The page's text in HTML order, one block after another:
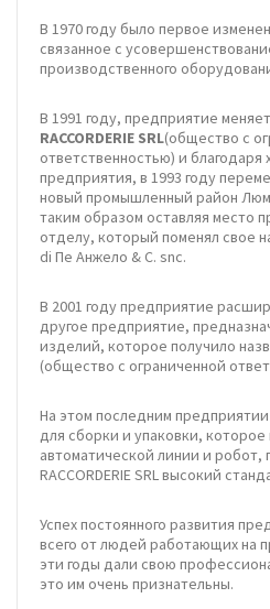
В 1970 году было первое
связанное с
производственного
В 1991 году, предприятие
RACCORDERIE SRL(общество с
ответственностью) и
предприятия, в 1993 году
новый промышленный район
таким образом оставляя место
отделу, который поменял свое
di Пе Анжело & C. snc.
В 2001 году предприятие
другое предприятие,
изделий, которое получило
(общество с ограниченной
На этом последним
для сборки и упаковки,
автоматической линии и робот,
RACCORDERIE SRL высокий
Успех постоянного развития
всего от людей работающих на
эти годы дали свою
это им очень признательны.